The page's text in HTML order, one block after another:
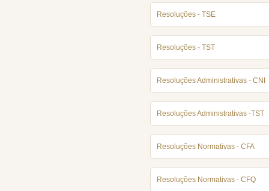
Resoluções - TSE
Resoluções - TST
Resoluções Administrativas - CNI
Resoluções Administrativas -TST
Resoluções Normativas - CFA
Resoluções Normativas - CFQ